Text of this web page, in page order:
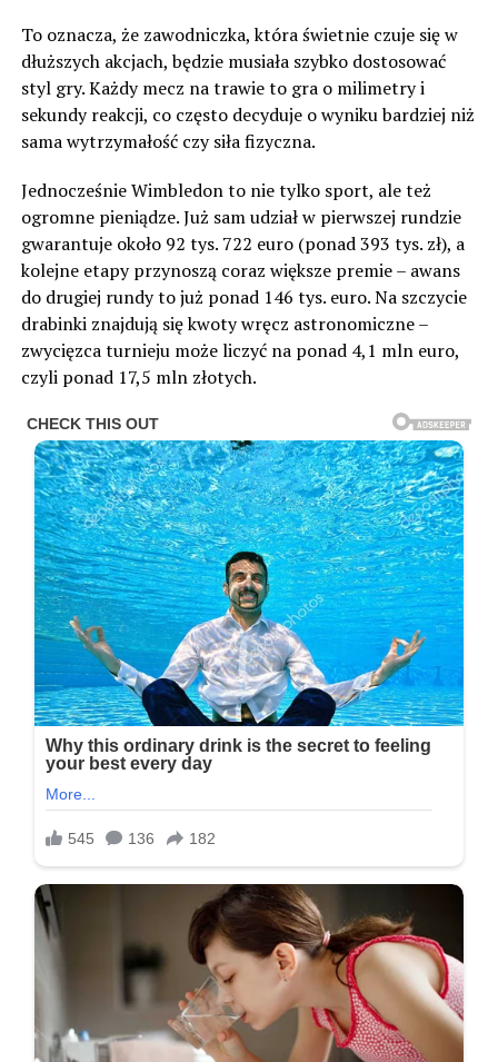
To oznacza, że zawodniczka, która świetnie czuje się w
dłuższych akcjach, będzie musiała szybko dostosować
styl gry. Każdy mecz na trawie to gra o milimetry i
sekundy reakcji, co często decyduje o wyniku bardziej niż
sama wytrzymałość czy siła fizyczna.
Jednocześnie Wimbledon to nie tylko sport, ale też
ogromne pieniądze. Już sam udział w pierwszej rundzie
gwarantuje około 92 tys. 722 euro (ponad 393 tys. zł), a
kolejne etapy przynoszą coraz większe premie – awans
do drugiej rundy to już ponad 146 tys. euro. Na szczycie
drabinki znajdują się kwoty wręcz astronomiczne –
zwycięzca turnieju może liczyć na ponad 4,1 mln euro,
czyli ponad 17,5 mln złotych.